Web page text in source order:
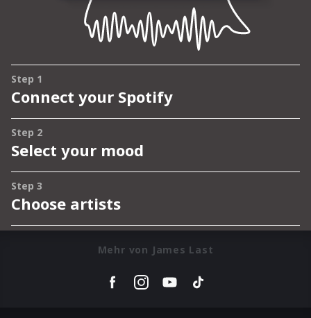
Mehr von James Last